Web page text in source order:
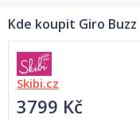
Kde koupit Giro Buzz
Skibi.cz
3799 Kč